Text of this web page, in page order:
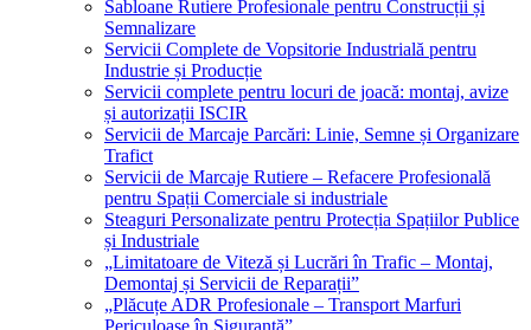
Sabloane Rutiere Profesionale pentru Construcții și
Semnalizare
Servicii Complete de Vopsitorie Industrială pentru
Industrie și Producție
Servicii complete pentru locuri de joacă: montaj, avize
și autorizații ISCIR
Servicii de Marcaje Parcări: Linie, Semne și Organizare
Trafict
Servicii de Marcaje Rutiere – Refacere Profesională
pentru Spații Comerciale si industriale
Steaguri Personalizate pentru Protecția Spațiilor Publice
și Industriale
„Limitatoare de Viteză și Lucrări în Trafic – Montaj,
Demontaj și Servicii de Reparații”
„Plăcuțe ADR Profesionale – Transport Marfuri
Periculoase în Siguranță”